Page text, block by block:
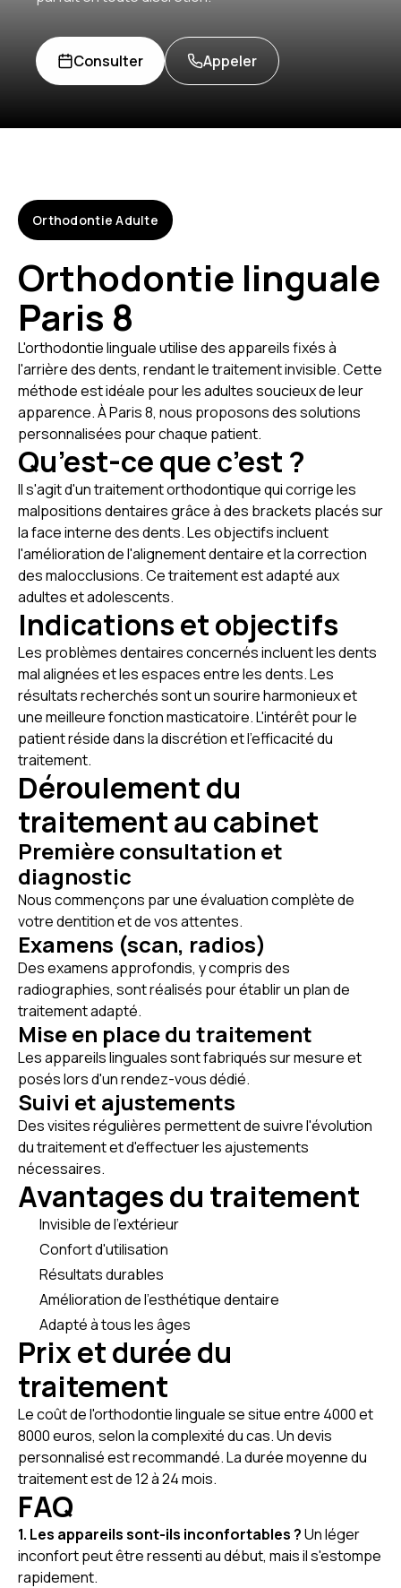
Consulter Appeler
Orthodontie Adulte
Orthodontie linguale
Paris 8
L'orthodontie linguale utilise des appareils fixés à
l'arrière des dents, rendant le traitement invisible. Cette
méthode est idéale pour les adultes soucieux de leur
apparence. À Paris 8, nous proposons des solutions
personnalisées pour chaque patient.
Qu’est-ce que c’est ?
Il s'agit d'un traitement orthodontique qui corrige les
malpositions dentaires grâce à des brackets placés sur
la face interne des dents. Les objectifs incluent
l'amélioration de l'alignement dentaire et la correction
des malocclusions. Ce traitement est adapté aux
adultes et adolescents.
Indications et objectifs
Les problèmes dentaires concernés incluent les dents
mal alignées et les espaces entre les dents. Les
résultats recherchés sont un sourire harmonieux et
une meilleure fonction masticatoire. L'intérêt pour le
patient réside dans la discrétion et l'efficacité du
traitement.
Déroulement du
traitement au cabinet
Première consultation et
diagnostic
Nous commençons par une évaluation complète de
votre dentition et de vos attentes.
Examens (scan, radios)
Des examens approfondis, y compris des
radiographies, sont réalisés pour établir un plan de
traitement adapté.
Mise en place du traitement
Les appareils linguales sont fabriqués sur mesure et
posés lors d'un rendez-vous dédié.
Suivi et ajustements
Des visites régulières permettent de suivre l'évolution
du traitement et d'effectuer les ajustements
nécessaires.
Avantages du traitement
Invisible de l'extérieur
Confort d'utilisation
Résultats durables
Amélioration de l'esthétique dentaire
Adapté à tous les âges
Prix et durée du
traitement
Le coût de l'orthodontie linguale se situe entre 4000 et
8000 euros, selon la complexité du cas. Un devis
personnalisé est recommandé. La durée moyenne du
traitement est de 12 à 24 mois.
FAQ
1. Les appareils sont-ils inconfortables ?Un léger
inconfort peut être ressenti au début, mais il s'estompe
rapidement.